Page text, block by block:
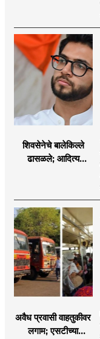
विलीन होण्याचा प्रस्ताव?
शिवसेनेचे बालेकिल्ले
ढासळले; आदित्य
नेमका कुठे चुकला?
अवैध प्रवासी वाहतुकीवर
लगाम; एसटीच्या